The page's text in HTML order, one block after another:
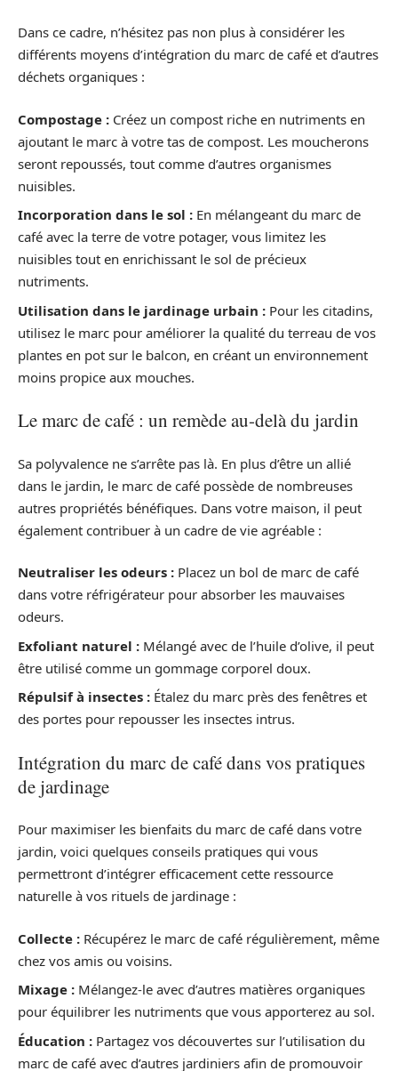
Dans ce cadre, n’hésitez pas non plus à considérer les
différents moyens d’intégration du marc de café et d’autres
déchets organiques :
Compostage : Créez un compost riche en nutriments en
ajoutant le marc à votre tas de compost. Les moucherons
seront repoussés, tout comme d’autres organismes
nuisibles.
Incorporation dans le sol : En mélangeant du marc de
café avec la terre de votre potager, vous limitez les
nuisibles tout en enrichissant le sol de précieux
nutriments.
Utilisation dans le jardinage urbain : Pour les citadins,
utilisez le marc pour améliorer la qualité du terreau de vos
plantes en pot sur le balcon, en créant un environnement
moins propice aux mouches.
Le marc de café : un remède au-delà du jardin
Sa polyvalence ne s’arrête pas là. En plus d’être un allié
dans le jardin, le marc de café possède de nombreuses
autres propriétés bénéfiques. Dans votre maison, il peut
également contribuer à un cadre de vie agréable :
Neutraliser les odeurs : Placez un bol de marc de café
dans votre réfrigérateur pour absorber les mauvaises
odeurs.
Exfoliant naturel : Mélangé avec de l’huile d’olive, il peut
être utilisé comme un gommage corporel doux.
Répulsif à insectes : Étalez du marc près des fenêtres et
des portes pour repousser les insectes intrus.
Intégration du marc de café dans vos pratiques
de jardinage
Pour maximiser les bienfaits du marc de café dans votre
jardin, voici quelques conseils pratiques qui vous
permettront d’intégrer efficacement cette ressource
naturelle à vos rituels de jardinage :
Collecte : Récupérez le marc de café régulièrement, même
chez vos amis ou voisins.
Mixage : Mélangez-le avec d’autres matières organiques
pour équilibrer les nutriments que vous apporterez au sol.
Éducation : Partagez vos découvertes sur l’utilisation du
marc de café avec d’autres jardiniers afin de promouvoir